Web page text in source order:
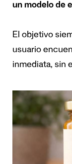
un modelo de
El objetivo
usuario
inmediata, sin